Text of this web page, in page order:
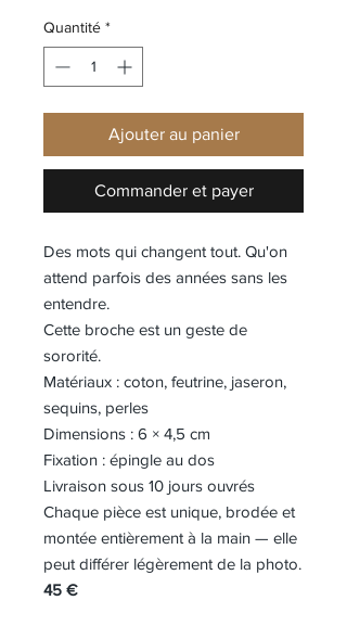
Quantité *
Ajouter au panier
Commander et payer
Des mots qui changent tout. Qu'on
attend parfois des années sans les
entendre.
Cette broche est un geste de
sororité.
Matériaux : coton, feutrine, jaseron,
sequins, perles
Dimensions : 6 × 4,5 cm
Fixation : épingle au dos
Livraison sous 10 jours ouvrés
Chaque pièce est unique, brodée et
montée entièrement à la main — elle
peut différer légèrement de la photo.
45 €